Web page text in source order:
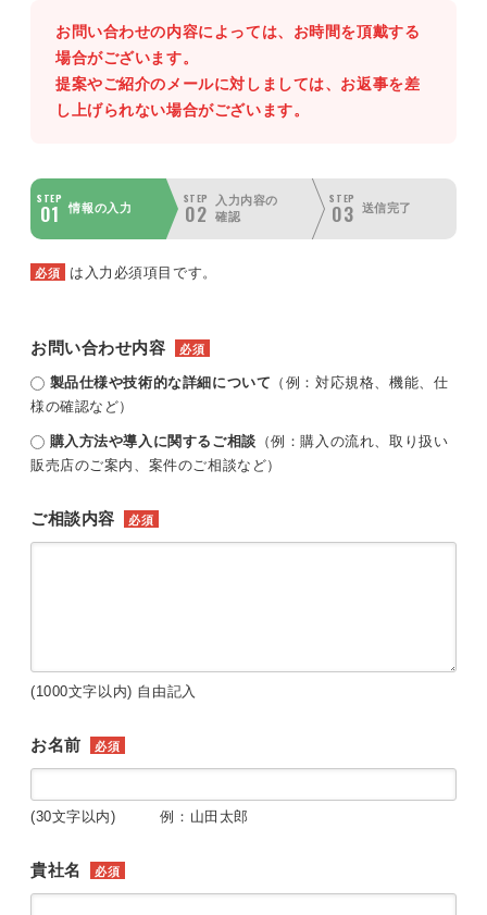
お問い合わせの内容によっては、お時間を頂戴する
場合がございます。
提案やご紹介のメールに対しましては、お返事を差
し上げられない場合がございます。
STEP
01 情報の入力
STEP
02
入力内容の
確認
STEP
03 送信完了
必須 は入力必須項目です。
お問い合わせ内容 必須
製品仕様や技術的な詳細について （例：対応規格、機能、仕
様の確認など）
購入方法や導入に関するご相談 （例：購入の流れ、取り扱い
販売店のご案内、案件のご相談など）
ご相談内容 必須
(1000文字以内) 自由記入
お名前 必須
(30文字以内) 例：山田太郎
貴社名 必須